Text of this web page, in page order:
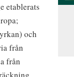
etablerats
och
från
från